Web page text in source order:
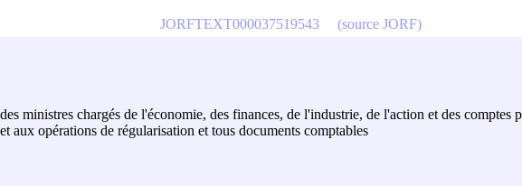
ministres chargés de l'économie, des finances, de l'industrie, de l'action et des
aux opérations de régularisation et tous documents comptables
JORFTEXT000037519543 (source JORF)